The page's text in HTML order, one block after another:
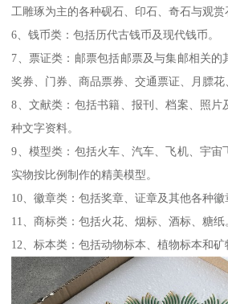
工雕琢为主的各种砚石、印石、奇石与观赏
6、钱币类：包括历代古钱币及现代钱币。
7、票证类：邮票包括邮票及与集邮相关的
奖券、门券、商品票券、交通票证、月膘花
8、文献类：包括书籍、报刊、档案、照片
种文字资料。
9、模型类：包括火车、汽车、飞机、宇宙
实物按比例制作的精美模型。
10、徽章类：包括奖章、证章及其他各种徽
11、商标类：包括火花、烟标、酒标、糖纸
12、标本类：包括动物标本、植物标本和矿